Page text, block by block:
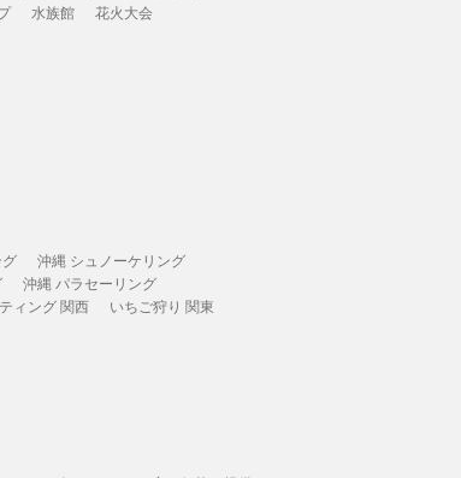
水族館 花火大会
沖縄 シュノーケリング
沖縄 パラセーリング
ィング 関西
いちご狩り 関東